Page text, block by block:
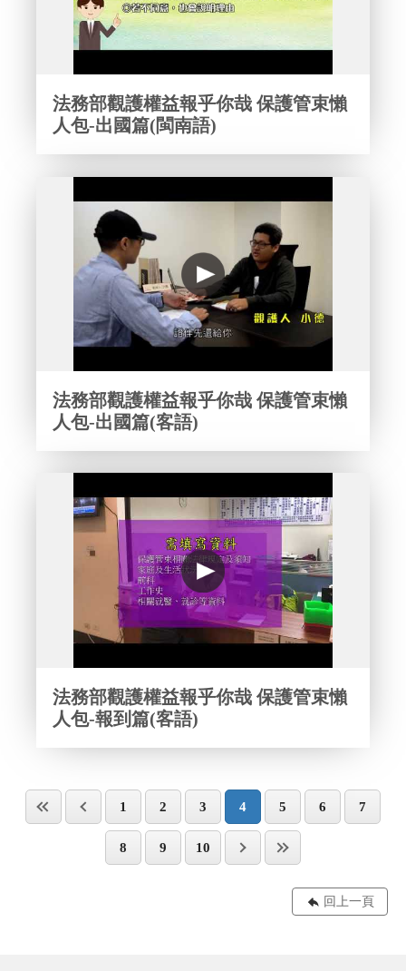
法務部觀護權益報乎你哉 保護管束懶
人包-出國篇(閩南語)
法務部觀護權益報乎你哉 保護管束懶
人包-出國篇(客語)
法務部觀護權益報乎你哉 保護管束懶
人包-報到篇(客語)
1 2 3 4 5 6 7
8 9 10
回上一頁